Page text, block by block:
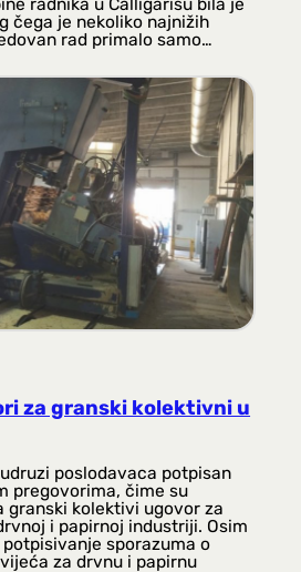
čega je nekoliko najnižih
rad primalo samo…
za granski kolektivni u
poslodavaca potpisan
pregovorima, čime su
granski kolektivi ugovor za
i papirnoj industriji. Osim
sporazuma o
za drvnu i papirnu